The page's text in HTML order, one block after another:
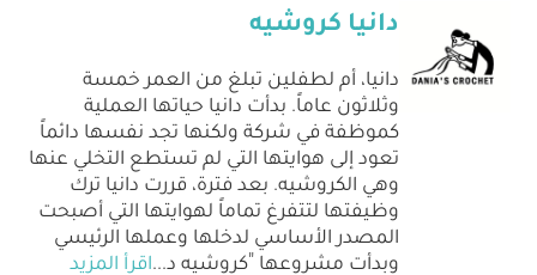
دانيا كروشيه
دانيا، أم لطفلين تبلغ من العمر خمسة
وثلاثون عاماً. بدأت دانيا حياتها العملية
كموظفة في شركة ولكنها تجد نفسها دائماً
تعود إلى هوايتها التي لم تستطع التخلي عنها
وهي الكروشيه. بعد فترة، قررت دانيا ترك
وظيفتها لتتفرغ تماماً لهوايتها التي أصبحت
المصدر الأساسي لدخلها وعملها الرئيسي
وبدأت مشروعها "كروشيه د ...اقرأ المزيد